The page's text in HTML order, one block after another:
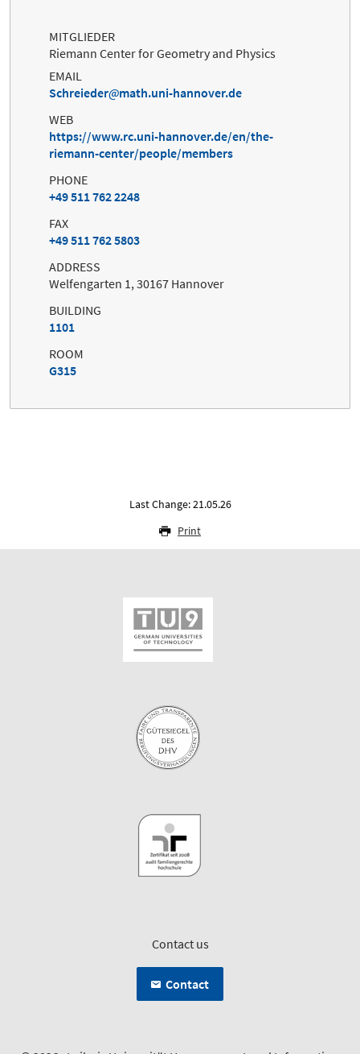
MITGLIEDER
Riemann Center for Geometry and Physics
EMAIL
Schreieder
math.uni-hannover.de
WEB
https://www.rc.uni-hannover.de/en/the-
riemann-center/people/members
PHONE
+49 511 762 2248
FAX
+49 511 762 5803
ADDRESS
Welfengarten 1, 30167 Hannover
BUILDING
1101
ROOM
G315
Last Change: 21.05.26
Print
Contact us
Contact